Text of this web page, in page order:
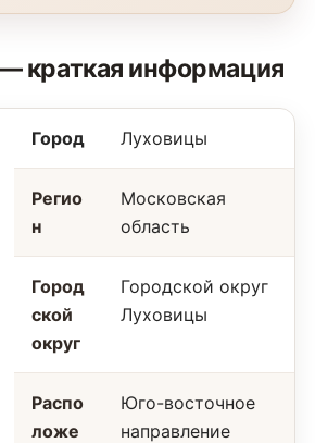
краткая информация
Город Луховицы
Регио
н
Московская
область
Город
ской
округ
Городской округ
Луховицы
Распо
ложе
Юго-восточное
направление